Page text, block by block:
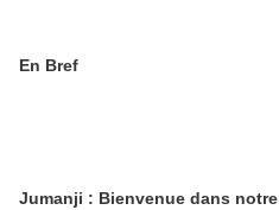
En Bref
Jumanji : Bienvenue dans notre